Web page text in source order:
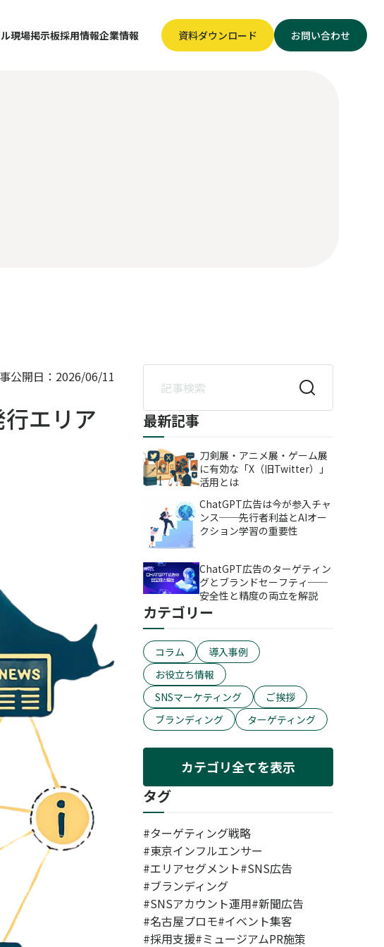
現場掲示板採用情報企業情報 資料ダウンロード お問い合わせ
公開日： 2026/06/11
エリア
最新記事
刀剣展・アニメ展・ゲーム展
に有効な「X（旧Twitter）」
活用とは
ChatGPT広告は今が参入チャ
ンス──先行者利益とAIオー
クション学習の重要性
ChatGPT広告のターゲティン
グとブランドセーフティ──
安全性と精度の両立を解説
カテゴリー
コラム
導入事例
お役立ち情報
SNSマーケティング
ご挨拶
ブランディング
ターゲティング
カテゴリ全てを表示
タグ
ターゲティング戦略
東京インフルエンサー
エリアセグメント SNS広告
ブランディング
SNSアカウント運用 新聞広告
名古屋プロモ イベント集客
採用支援 ミュージアムPR施策